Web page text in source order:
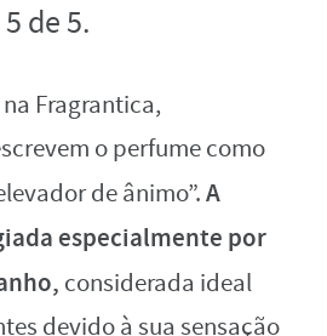
de 5.
Fragrantica,
o perfume como
de ânimo”.A
especialmente por
considerada ideal
devido à sua sensação